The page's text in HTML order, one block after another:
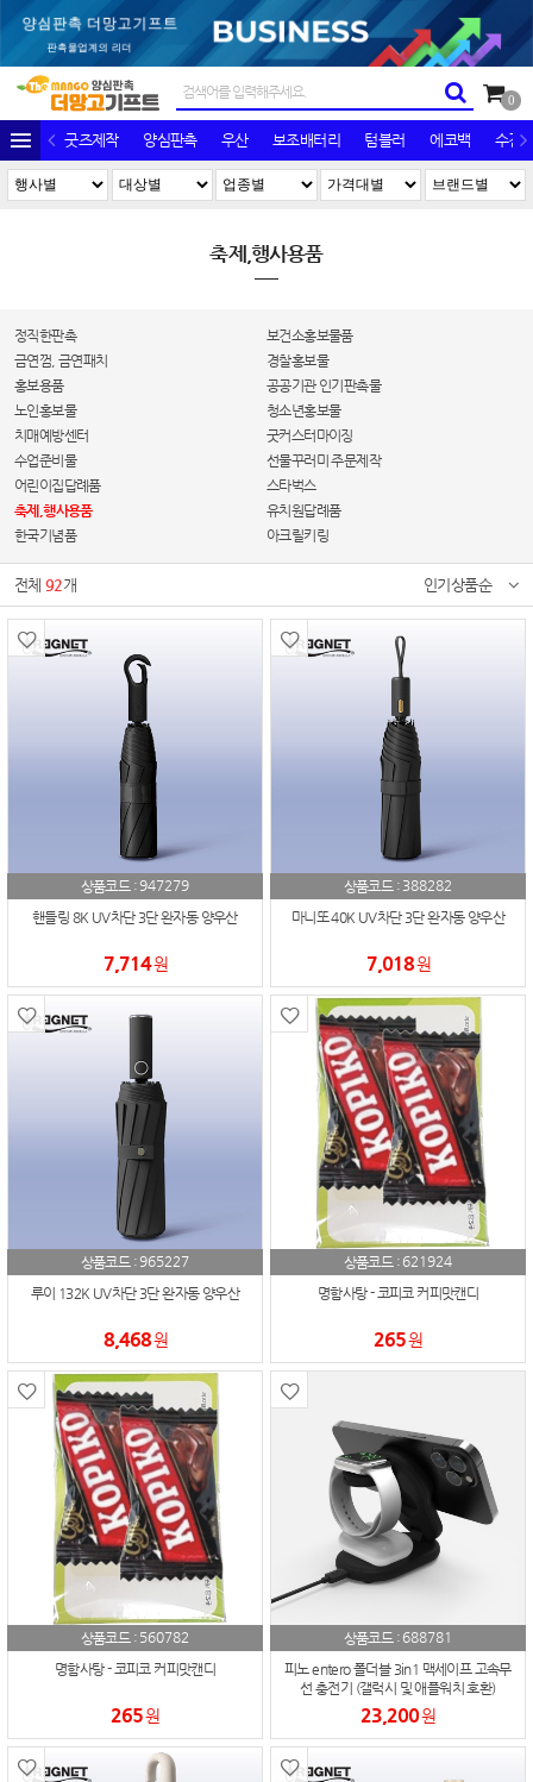
0
굿즈제작 양심판촉 우산 보조배터리 텀블러 에코백 수건/
축제,행사용품
정직한판촉
보건소홍보물품
금연껌, 금연패치
경찰홍보물
홍보용품
공공기관 인기판촉물
노인홍보물
청소년홍보물
치매예방센터
굿커스터마이징
수업준비물
선물꾸러미 주문제작
어린이집답례품
스타벅스
축제,행사용품
유치원답례품
한국기념품
아크릴키링
전체92개 인기상품순
상품코드 :947279
핸들링 8K UV차단 3단 완자동 양우산
7,714원
상품코드 : 388282
마니또 40K UV차단 3단 완자동 양우산
7,018원
상품코드 :965227
루이 132K UV차단 3단 완자동 양우산
8,468원
상품코드 : 621924
명함사탕 - 코피코 커피맛캔디
265원
상품코드 : 560782
명함사탕 - 코피코 커피맛캔디
265원
상품코드 : 688781
피노 entero 폴더블 3in1 맥세이프 고속무
선 충전기 (갤럭시 및 애플워치 호환)
23,200원